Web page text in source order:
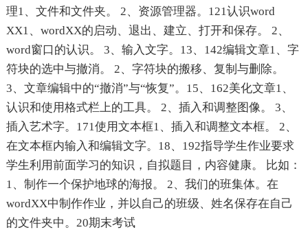
理1、文件和文件夹。 2、资源管理器。121认识word
XX1、wordXX的启动、退出、建立、打开和保存。 2、
word窗口的认识。 3、输入文字。13、142编辑文章1、字
符块的选中与撤消。 2、字符块的搬移、复制与删除。
3、文章编辑中的“撤消”与“恢复”。15、162美化文章1、
认识和使用格式栏上的工具。 2、插入和调整图像。 3、
插入艺术字。171使用文本框1、插入和调整文本框。 2、
在文本框内输入和编辑文字。18、192指导学生作业要求
学生利用前面学习的知识，自拟题目，内容健康。 比如：
1、制作一个保护地球的海报。 2、我们的班集体。在
wordXX中制作作业，并以自己的班级、姓名保存在自己
的文件夹中。20期末考试